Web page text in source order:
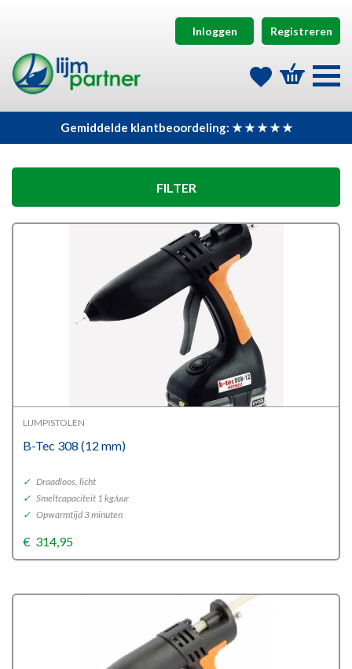
Inloggen Registreren
Gemiddelde klantbeoordeling: ★ ★ ★ ★ ★
FILTER
LIJMPISTOLEN
B-Tec 308 (12 mm)
✓ Draadloos, licht
✓ Smeltcapaciteit 1 kg/uur
✓ Opwarmtijd 3 minuten
€ 314,95